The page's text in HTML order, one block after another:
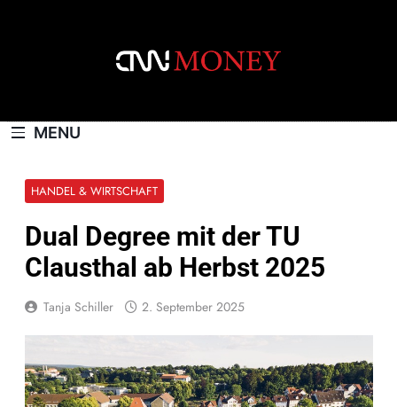
MENU
HANDEL & WIRTSCHAFT
Dual Degree mit der TU
Clausthal ab Herbst 2025
Tanja Schiller 2. September 2025